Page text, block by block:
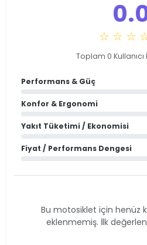
☆ ☆ ☆
Toplam 0
Performans & Güç
Konfor & Ergonomi
Yakıt Tüketimi / Ekonomisi
Fiyat / Performans Dengesi
Bu motosiklet için henüz
eklenmemiş. İlk